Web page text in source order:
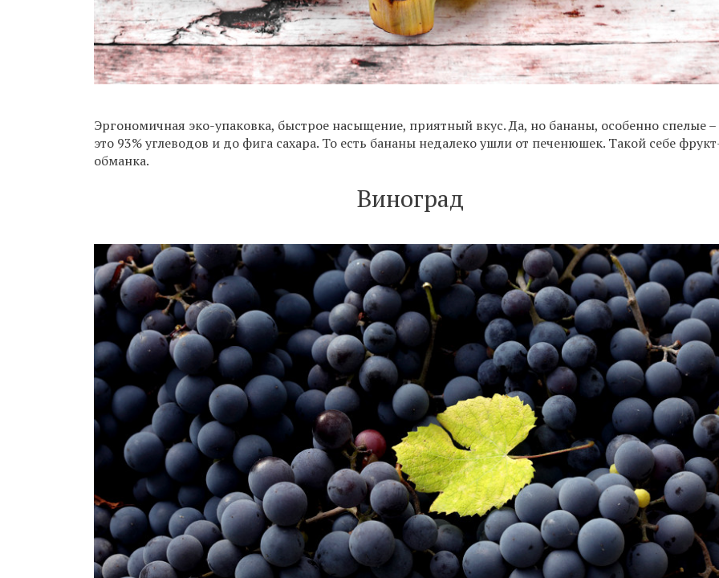
Эргономичная эко-упаковка, быстрое насыщение, приятный вкус. Да, но бананы, особенно спелые –
это 93% углеводов и до фига сахара. То есть бананы недалеко ушли от печенюшек. Такой себе
обманка.
Виноград